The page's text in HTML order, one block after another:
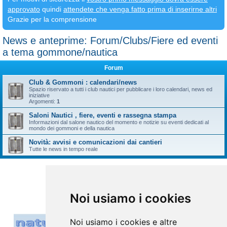
Noi usiamo i cookies
Noi usiamo i cookies e altre
approvato quindi attendete che venga fatto prima di inserirne altri
Grazie per la comprensione
News e anteprime: Forum/Clubs/Fiere ed eventi
a tema gommone/nautica
Forum
Club & Gommoni : calendari/news
Spazio riservato a tutti i club nautici per pubblicare i loro calendari, news ed
iniziative
Argomenti: 1
Saloni Nautici , fiere, eventi e rassegna stampa
Informazioni dal salone nautico del momento e notizie su eventi dedicati al
mondo dei gommoni e della nautica
Novità: avvisi e comunicazioni dai cantieri
Tutte le news in tempo reale